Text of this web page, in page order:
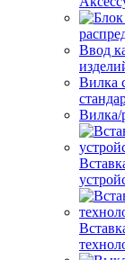
Ввод
Вилка
Вилка/